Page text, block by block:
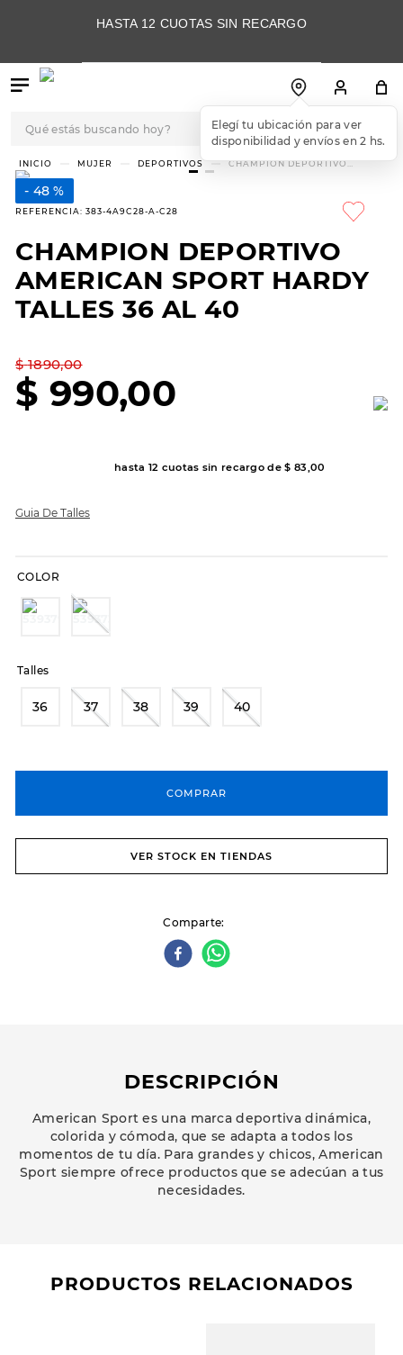
HASTA 12 CUOTAS SIN RECARGO
Elegí tu ubicación para ver
disponibilidad y envíos en 2 hs.
MUJER DEPORTIVOS
CHAMPION DEPORTIVO
48 %
REFERENCIA: 383-4A9C28-A-C28
CHAMPION DEPORTIVO
AMERICAN SPORT HARDY
TALLES 36 AL 40
$ 1890,00
$ 990,00
hasta 12 cuotas sin recargo de$ 83,00
Guia De Talles
COLOR
Talles
36 37 38 39 40
COMPRAR
VER STOCK EN TIENDAS
Comparte
DESCRIPCIÓN
American Sport es una marca deportiva dinámica,
colorida y cómoda, que se adapta a todos los
momentos de tu día. Para grandes y chicos, American
Sport siempre ofrece productos que se adecúan a tus
necesidades.
PRODUCTOS RELACIONADOS
TÉRMINOS MÁS
BUSCADOS
3.
skechers slip-ins
4.
championes